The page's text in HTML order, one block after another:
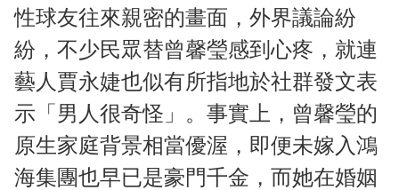
u
t
e
性球友往來親密的畫面，外界議論紛
紛，不少民眾替曾馨瑩感到心疼，就連
藝人賈永婕也似有所指地於社群發文表
示「男人很奇怪」。事實上，曾馨瑩的
原生家庭背景相當優渥，即便未嫁入鴻
海集團也早已是豪門千金，而她在婚姻